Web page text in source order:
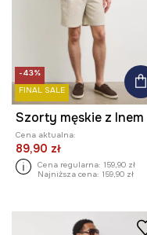
-43%
FINAL SALE
Cena aktualna:
89,90 zł
Cena regularna: 159,90 zł
Najniższa cena: 159,90 zł